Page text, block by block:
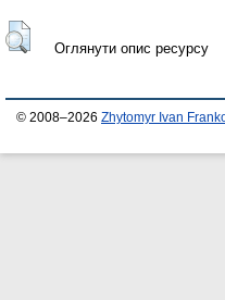
Оглянути опис ресурсу
© 2008–2026 Zhytomyr Ivan